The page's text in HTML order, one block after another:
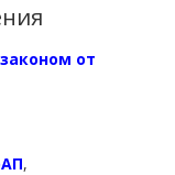
от
,